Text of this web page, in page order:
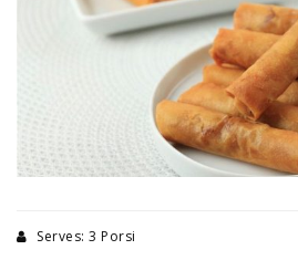
Serves: 3 Porsi